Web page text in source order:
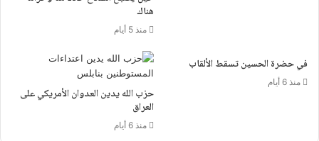
هناك
منذ 5 أيام
في حضرة الحسين تسقط الألقاب
منذ 6 أيام
حزب الله يدين العدوان الأمريكي على
العراق
منذ 6 أيام